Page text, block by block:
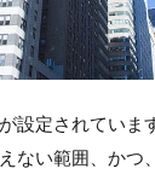
設定されていま
ない範囲、かつ